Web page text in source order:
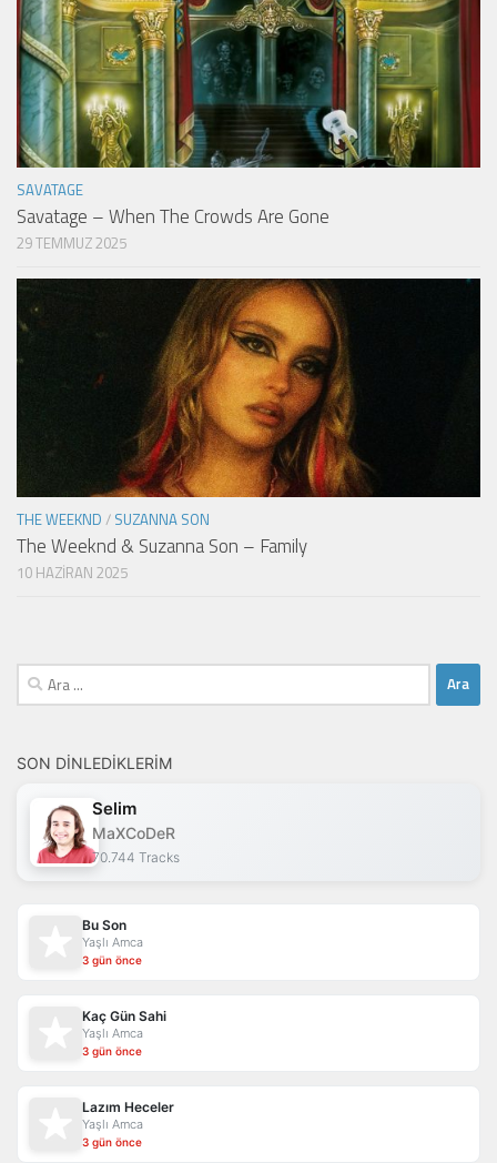
SAVATAGE
Savatage – When The Crowds Are Gone
29 TEMMUZ 2025
THE WEEKND / SUZANNA SON
The Weeknd & Suzanna Son – Family
10 HAZIRAN 2025
Arama:
SON DINLEDIKLERIM
Selim
MaXCoDeR
70.744 Tracks
Bu Son
Yaşlı Amca
3 gün önce
Kaç Gün Sahi
Yaşlı Amca
3 gün önce
Lazım Heceler
Yaşlı Amca
3 gün önce